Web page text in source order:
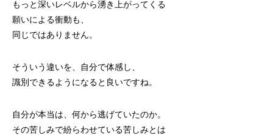
もっと深いレベルから湧き上がってくる
願いによる衝動も、
同じではありません。
そういう違いを、自分で体感し、
識別できるようになると良いですね。
自分が本当は、何から逃げていたのか。
その苦しみで紛らわせている苦しみとは